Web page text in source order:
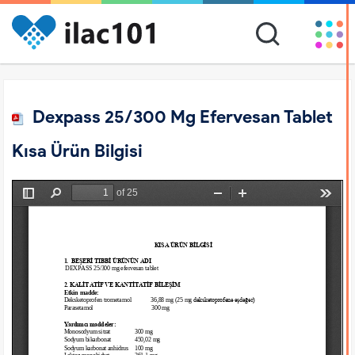
Dexpass 25/300 Mg Efervesan Tablet
Kısa Ürün Bilgisi